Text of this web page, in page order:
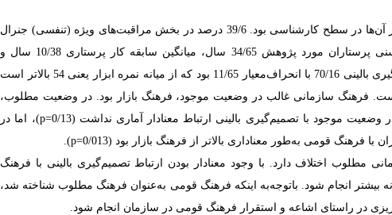
88/5 درصد از پرستاران مورد پژوهش زن بودند. تحصیلات 86/5 درصد از آن‌ها در سطح کارشناسی بود. 39/6 درصد در بخش مراقبت‌های ویژه (تنفسی) جنرال
مشغول بودند که نسبت به سایر بخش‌ها فراوانی بیشتری داشت. میانگین سنی پرستاران مورد پژوهش 34/65 سال، میانگین سابقه کار پرستاری 10/38 سال و
میانگین سابقه کار در بخش مراقبت ویژه 7/25 سال بود. میانگین نمره تصمیم‌گیری بالینی 70/16 با انحراف‌معیار 11/65 بود که از میانه نمره ابزار یعنی 54 بالاتر است
فرهنگ سازمانی غالب در وضعیت موجود، فرهنگ بازار بود. در وضعیت مطلوب،
فرهنگ سازمانی قومی به‌عنوان فرهنگ غالب شناخته شد. فرهنگ سازمانی در وضعیت موجود با تصمیم‌گیری بالینی ارتباط معنا‌دار آماری نداشت (0/13=p)، اما در
مطلوب اختلاف دارد. با وجود معنا‌دار بودن ارتباط تصمیم‌گیری بالینی با فرهنگ
بیشتر انجام شود. باتوجه‌به اینکه فرهنگ قومی به‌عنوان فرهنگ مطلوب شناخته شد،
در راستای اشاعه و استقرار فرهنگ قومی در سازمان انجام شود.